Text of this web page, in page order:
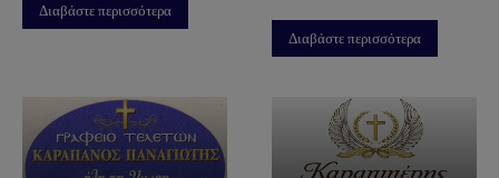
Διαβάστε περισσότερα
Διαβάστε περισσότερα